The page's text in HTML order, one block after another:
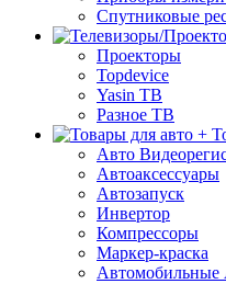
Спутниковые
Проекторы
Topdevice
Yasin ТВ
Разное ТВ
Авто
Автоаксессуары
Автозапуск
Инвертор
Компрессоры
Маркер-краска
Автомобильные